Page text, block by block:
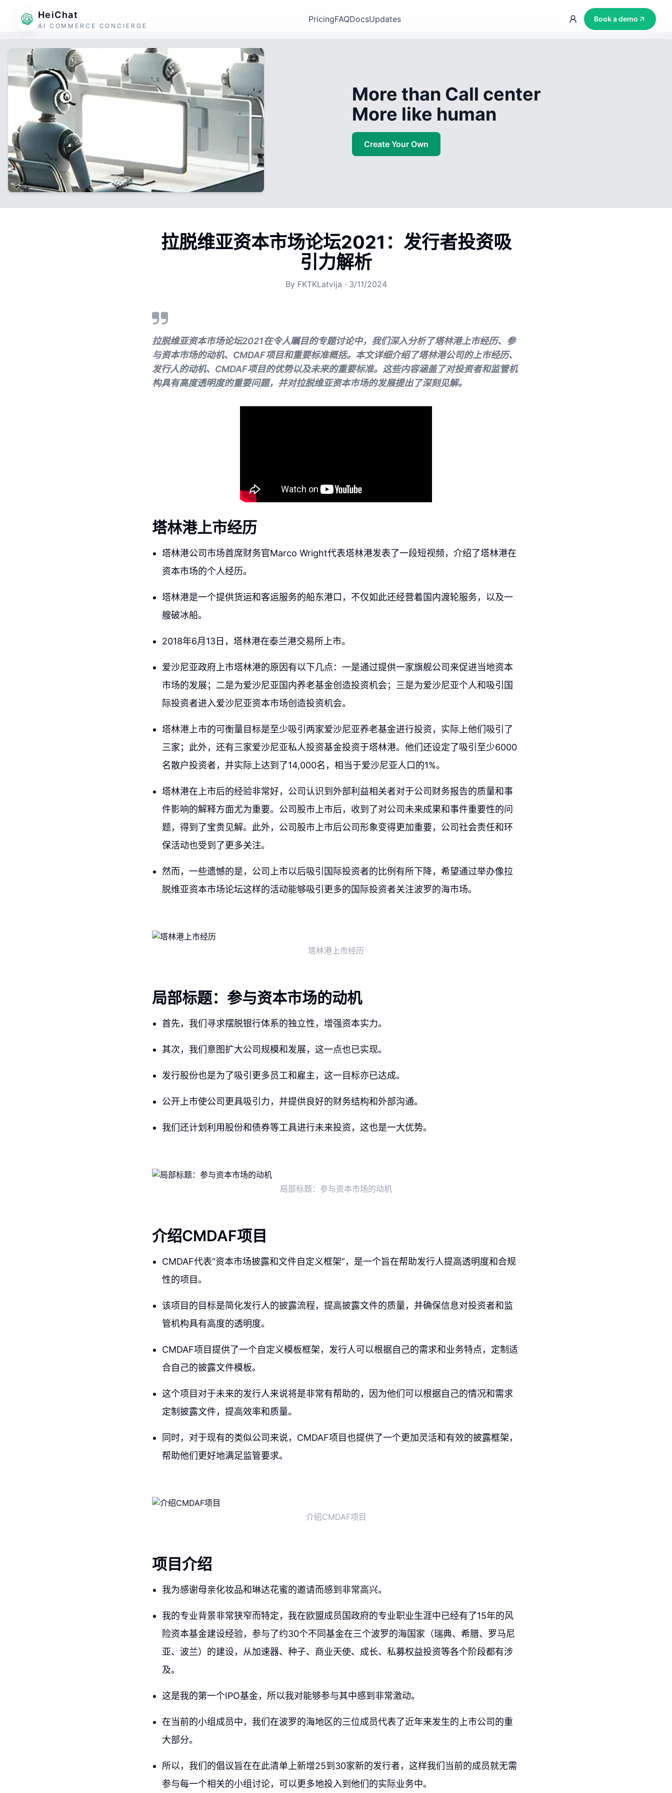
HeiChat
AI COMMERCE CONCIERGE
PricingFAQDocsUpdates Book a demo
More than Call center
More like human
Create Your Own
拉脱维亚资本市场论坛2021：发行者投资吸
引力解析
By FKTKLatvija · 3/11/2024
拉脱维亚资本市场论坛2021在令人瞩目的专题讨论中，我们深入分析了塔林港上市经历、参
与资本市场的动机、CMDAF项目和重要标准概括。本文详细介绍了塔林港公司的上市经历、
发行人的动机、CMDAF项目的优势以及未来的重要标准。这些内容涵盖了对投资者和监管机
构具有高度透明度的重要问题，并对拉脱维亚资本市场的发展提出了深刻见解。
塔林港上市经历
塔林港公司市场首席财务官Marco Wright代表塔林港发表了一段短视频，介绍了塔林港在
资本市场的个人经历。
塔林港是一个提供货运和客运服务的船东港口，不仅如此还经营着国内渡轮服务，以及一
艘破冰船。
2018年6月13日，塔林港在泰兰港交易所上市。
爱沙尼亚政府上市塔林港的原因有以下几点：一是通过提供一家旗舰公司来促进当地资本
市场的发展；二是为爱沙尼亚国内养老基金创造投资机会；三是为爱沙尼亚个人和吸引国
际投资者进入爱沙尼亚资本市场创造投资机会。
塔林港上市的可衡量目标是至少吸引两家爱沙尼亚养老基金进行投资，实际上他们吸引了
三家；此外，还有三家爱沙尼亚私人投资基金投资于塔林港。他们还设定了吸引至少6000
名散户投资者，并实际上达到了14,000名，相当于爱沙尼亚人口的1%。
塔林港在上市后的经验非常好，公司认识到外部利益相关者对于公司财务报告的质量和事
件影响的解释方面尤为重要。公司股市上市后，收到了对公司未来成果和事件重要性的问
题，得到了宝贵见解。此外，公司股市上市后公司形象变得更加重要，公司社会责任和环
保活动也受到了更多关注。
然而，一些遗憾的是，公司上市以后吸引国际投资者的比例有所下降，希望通过举办像拉
脱维亚资本市场论坛这样的活动能够吸引更多的国际投资者关注波罗的海市场。
塔林港上市经历
局部标题：参与资本市场的动机
首先，我们寻求摆脱银行体系的独立性，增强资本实力。
其次，我们意图扩大公司规模和发展，这一点也已实现。
发行股份也是为了吸引更多员工和雇主，这一目标亦已达成。
公开上市使公司更具吸引力，并提供良好的财务结构和外部沟通。
我们还计划利用股份和债券等工具进行未来投资，这也是一大优势。
局部标题：参与资本市场的动机
介绍CMDAF项目
CMDAF代表“资本市场披露和文件自定义框架”，是一个旨在帮助发行人提高透明度和合规
性的项目。
该项目的目标是简化发行人的披露流程，提高披露文件的质量，并确保信息对投资者和监
管机构具有高度的透明度。
CMDAF项目提供了一个自定义模板框架，发行人可以根据自己的需求和业务特点，定制适
合自己的披露文件模板。
这个项目对于未来的发行人来说将是非常有帮助的，因为他们可以根据自己的情况和需求
定制披露文件，提高效率和质量。
同时，对于现有的类似公司来说，CMDAF项目也提供了一个更加灵活和有效的披露框架，
帮助他们更好地满足监管要求。
介绍CMDAF项目
项目介绍
我为感谢母亲化妆品和琳达花蜜的邀请而感到非常高兴。
我的专业背景非常狭窄而特定，我在欧盟成员国政府的专业职业生涯中已经有了15年的风
险资本基金建设经验，参与了约30个不同基金在三个波罗的海国家（瑞典、希腊、罗马尼
亚、波兰）的建设，从加速器、种子、商业天使、成长、私募权益投资等各个阶段都有涉
及。
这是我的第一个IPO基金，所以我对能够参与其中感到非常激动。
在当前的小组成员中，我们在波罗的海地区的三位成员代表了近年来发生的上市公司的重
大部分。
所以，我们的倡议旨在在此清单上新增25到30家新的发行者，这样我们当前的成员就无需
参与每一个相关的小组讨论，可以更多地投入到他们的实际业务中。